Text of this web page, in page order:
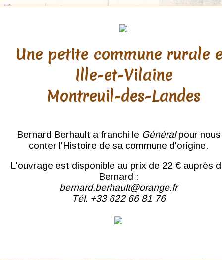
Bubry
Campénéac
Elven
Une petite commune rurale
Ille-et-Vilaine
Montreuil-des-Landes
Bernard Berhault a franchi le Généralpour nous
conter l'Histoire de sa commune d'origine.
L'ouvrage est disponible au prix de 22 € auprès
Bernard :
bernard.berhault@orange.fr
Tél. +33 622 66 81 76